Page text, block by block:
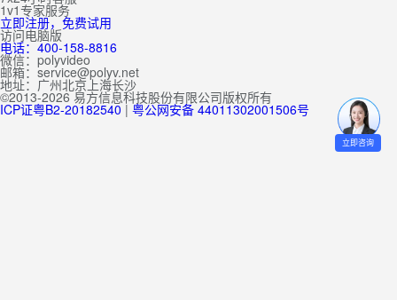
1v1专家服务
立即注册，免费试用
访问电脑版
电话：400-158-8816
微信：polyvideo
邮箱：service@polyv.net
地址： 广州北京 上海长沙
©2013-2026 易方信息科技股份有限公司版权所有
ICP证粤B2-20182540 | 粤公网安备 44011302001506号
立即咨询